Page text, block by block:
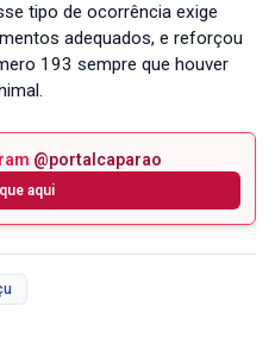
tipo de ocorrência exige
adequados, e reforçou
193 sempre que houver
@portalcaparao
aqui